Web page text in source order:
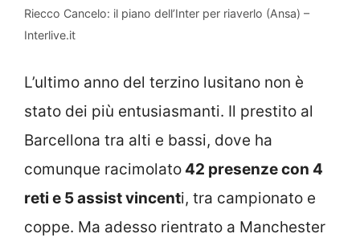
Riecco Cancelo: il piano dell’Inter per riaverlo (Ansa) –
Interlive.it
L’ultimo anno del terzino lusitano non è
stato dei più entusiasmanti. Il prestito al
Barcellona tra alti e bassi, dove ha
comunque racimolato 42 presenze con 4
reti e 5 assist vincenti, tra campionato e
coppe. Ma adesso rientrato a Manchester